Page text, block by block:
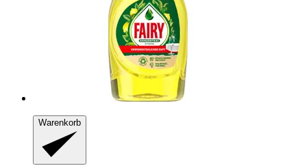
Warenkorb